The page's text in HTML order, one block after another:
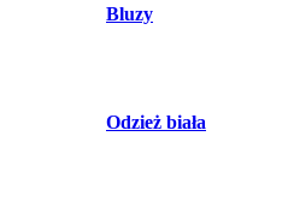
Bluzy
Odzież biała